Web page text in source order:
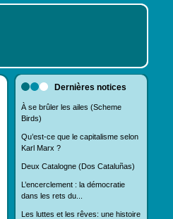
Dernières notices
À se brûler les ailes (Scheme
Birds)
Qu’est-ce que le capitalisme selon
Karl Marx ?
Deux Catalogne (Dos Cataluñas)
L’encerclement : la démocratie
dans les rets du...
Les luttes et les rêves: une histoire